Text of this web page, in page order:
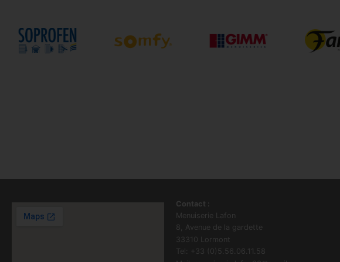
Contact :
Menuiserie Lafon
8, Avenue de la gardette
33310 Lormont
Tel: +33 (0)5.56.06.11.58